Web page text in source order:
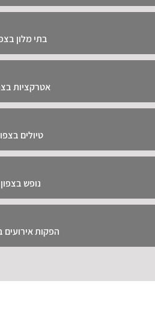
בתי מלון
אטרקציות
טיולים
נופש בצפון
הפקות אירועים